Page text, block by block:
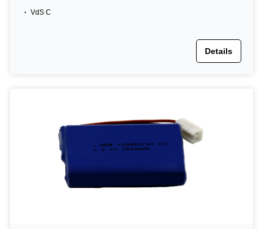
VdS C
Details